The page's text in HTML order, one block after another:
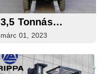
3,5 Tonnás
Elektromos
márc 01, 2023